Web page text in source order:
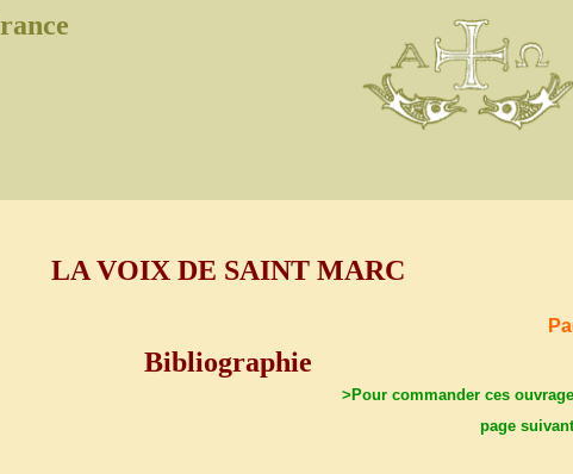
LA VOIX DE SAINT MARC
Bibliographie
>Pour commander ces
page